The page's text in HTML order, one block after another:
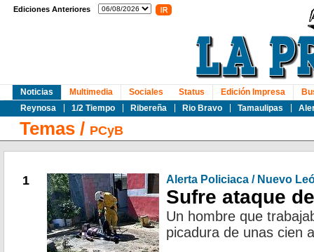
Ediciones Anteriores
Noticias
Reynosa
1/2 Tiempo Ribereña Rio Bravo Tamaulipas
Multimedia Sociales Status Edición Impresa
Temas / PCyB
1 Alerta Policiaca / Nuevo
Sufre ataque
Un hombre que
picadura de unas cien